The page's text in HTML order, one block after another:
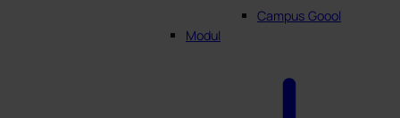
Campus Goool
Modul